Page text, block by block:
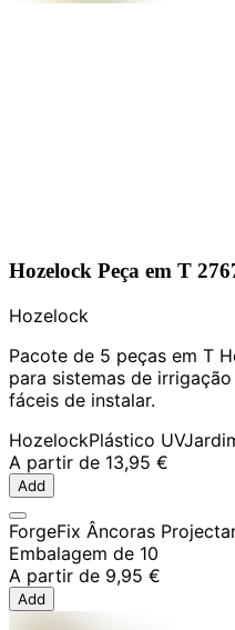
Hozelock Peça em T
Hozelock
Pacote de 5 peças em T
para sistemas de
fáceis de instalar.
HozelockPlástico UV
A partir de 13,95 €
Add
ForgeFix Âncoras
Embalagem de 10
A partir de 9,95 €
Add